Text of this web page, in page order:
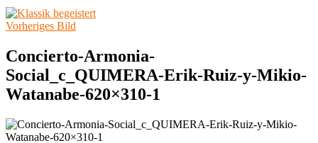
Vorheriges Bild
Concierto-Armonia-
Social_c_QUIMERA-Erik-Ruiz-y-Mikio-
Watanabe-620×310-1